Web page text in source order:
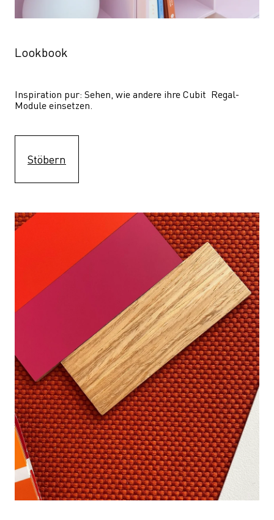
Lookbook
Inspiration pur: Sehen, wie andere ihre Cubit  Regal-
Module einsetzen.
Stöbern